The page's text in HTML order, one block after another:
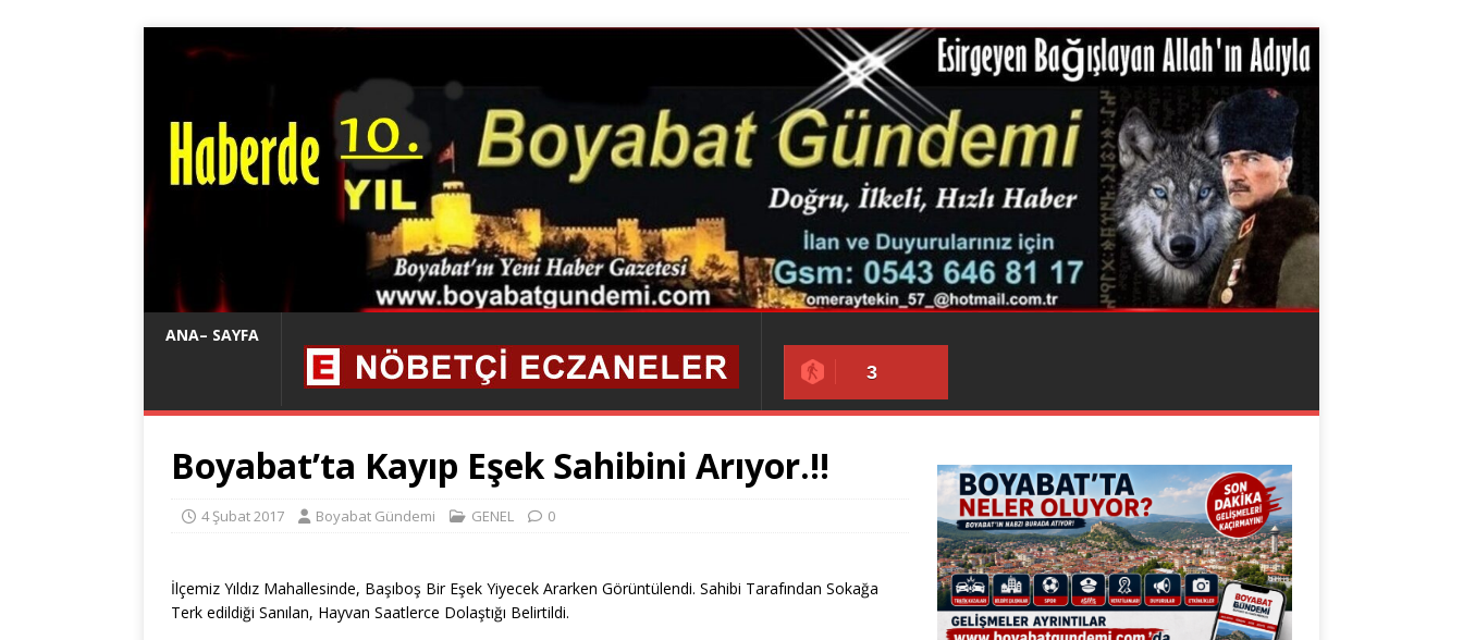
ANA– SAYFA
3
Boyabat’ta Kayıp Eşek Sahibini Arıyor.!!
4 Şubat 2017 Boyabat Gündemi GENEL 0
İlçemiz Yıldız Mahallesinde, Başıboş Bir Eşek Yiyecek Ararken Görüntülendi. Sahibi Tarafından Sokağa
Terk edildiği Sanılan, Hayvan Saatlerce Dolaştığı Belirtildi.